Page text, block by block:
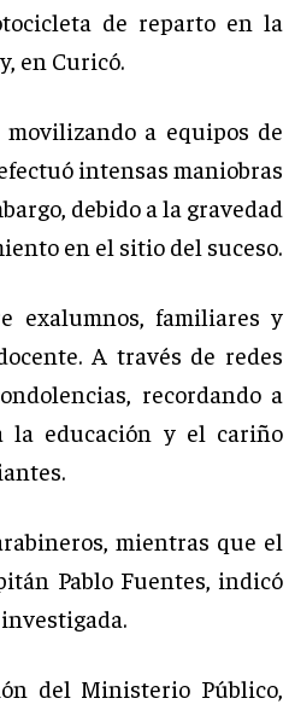
de reparto en la
en Curicó.
a equipos de
intensas maniobras
debido a la gravedad
en el sitio del suceso.
exalumnos, familiares y
A través de redes
recordando a
la educación y el cariño
mientras que el
Pablo Fuentes, indicó
del Ministerio Público,